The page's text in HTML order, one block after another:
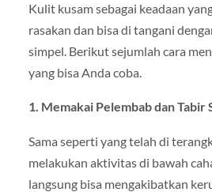
Kulit kusam sebagai keadaan
rasakan dan bisa di tangani
simpel. Berikut sejumlah cara
yang bisa Anda coba.
1. Memakai Pelembab dan Tabir
Sama seperti yang telah di
melakukan aktivitas di bawah
langsung bisa mengakibatkan